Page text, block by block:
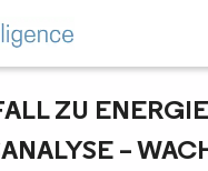
ZU ENERGIE
–